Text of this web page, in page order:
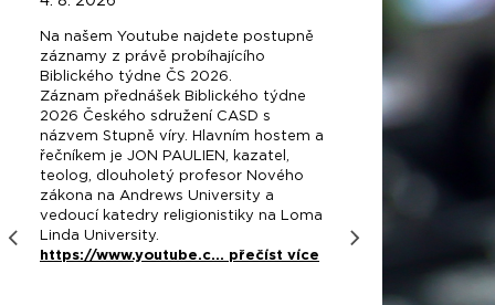
Na našem Youtube najdete postupně
záznamy z právě probíhajícího
Biblického týdne ČS 2026.
Záznam přednášek Biblického týdne
2026 Českého sdružení CASD s
názvem Stupně víry. Hlavním hostem a
řečníkem je JON PAULIEN, kazatel,
teolog, dlouholetý profesor Nového
zákona na Andrews University a
vedoucí katedry religionistiky na Loma
Linda University.
https://www.youtube.c... přečíst více